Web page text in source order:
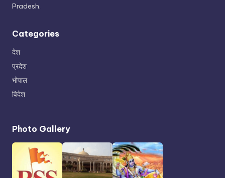
Pradesh.
Categories
देश
प्रदेश
भोपाल
विदेश
Photo Gallery